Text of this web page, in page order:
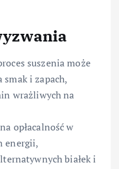
suszenia może
smak i zapach,
wrażliwych na
opłacalność w
energii,
białek i